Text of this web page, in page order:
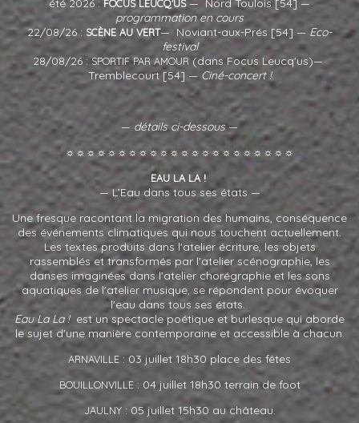
été 2026 :FOCUS LEUCQ'US— Nord Toulois [54] —
programmation en cours
22/08/26 : SCÈNE AU VERT— Noviant-aux-Prés [54] — Eco-
festival
28/08/26 :SPORTIF PAR AMOUR (dans Focus Leucq'us)—
Tremblecourt [54] — Ciné-concert !
— détails ci-dessous—
☼☼☼☼☼☼☼☼☼☼☼☼☼☼☼☼☼☼☼☼☼☼
EAU LA LA!
— L’Eau dans tous ses états —
Une fresque racontant la migration des humains, conséquence
des événements climatiques qui nous touchent actuellement.
Les textes produits dans l'atelier écriture, les objets
rassemblés et transformés par l'atelier scénographie, les
danses imaginées dans l'atelier chorégraphie et les sons
aquatiques de l'atelier musique, se répondent pour évoquer
l'eau dans tous ses états.
Eau La La !est un spectacle poétique et burlesque qui aborde
le sujet d'une manière contemporaine et accessible à chacun.
ARNAVILLE : 03 juillet 18h30 place des fêtes
BOUILLONVILLE: 04 juillet 18h30 terrain de foot
JAULNY: 05 juillet 15h30 au château.